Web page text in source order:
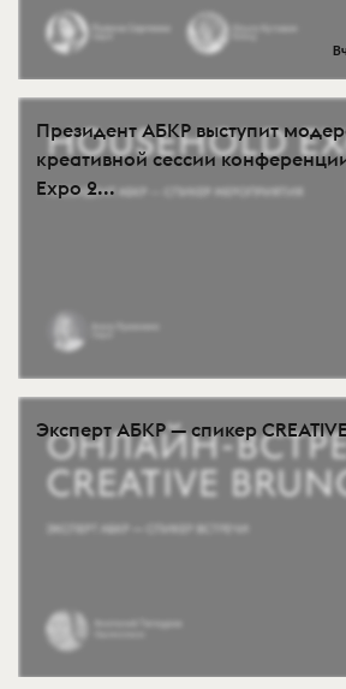
Президент АБКР выступит
креативной сессии
Expo 2...
Эксперт АБКР — спикер